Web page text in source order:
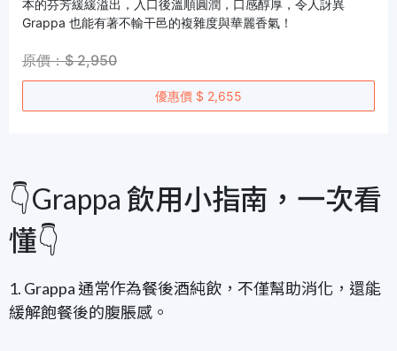
本的芬芳緩緩溢出，入口後溫順圓潤，口感醇厚，令人訝異
Grappa 也能有著不輸干邑的複雜度與華麗香氣！
原價：$ 2,950
優惠價 $ 2,655
👇Grappa 飲用小指南，一次看
懂👇
1. Grappa 通常作為餐後酒純飲，不僅幫助消化，還能
緩解飽餐後的腹脹感。